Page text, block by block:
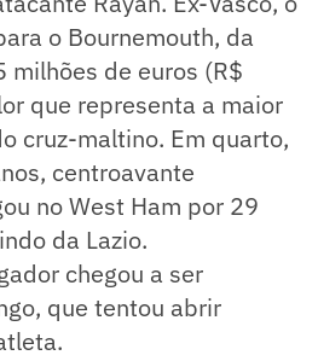
o Bournemouth, da
de euros (R$
que representa a maior
cruz-maltino. Em quarto,
centroavante
no West Ham por 29
da Lazio.
chegou a ser
que tentou abrir